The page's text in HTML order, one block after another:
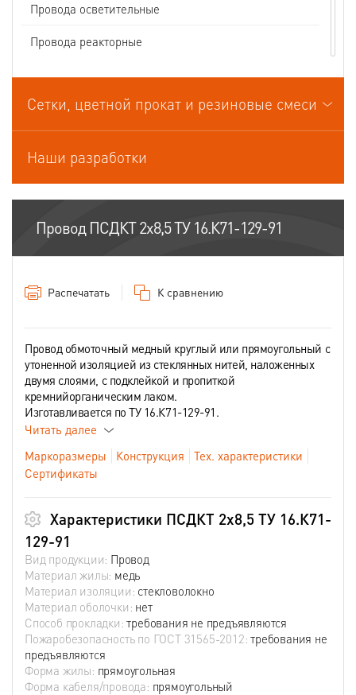
Провода осветительные
Провода реакторные
Провода связи
Провода силовые для стационарной прокладки
Провода термоэлектродные
Шнуры шахтные
Сетки, цветной прокат и резиновые смеси
Наши разработки
Провод ПСДКТ 2х8,5 ТУ 16.К71-129-91
Распечатать К сравнению
Провод обмоточный медный круглый или прямоугольный с
утоненной изоляцией из стеклянных нитей, наложенных
двумя слоями, с подклейкой и пропиткой
кремнийорганическим лаком.
Изготавливается по ТУ 16.К71-129-91.
Читать далее
Маркоразмеры
Конструкция
Тех. характеристики
Сертификаты
Характеристики ПСДКТ 2х8,5 ТУ 16.К71-
129-91
Вид продукции: Провод
Материал жилы: медь
Материал изоляции: стекловолокно
Материал оболочки: нет
Способ прокладки:требования не предъявляются
Пожаробезопасность по ГОСТ 31565-2012:требования не
предъявляются
Форма жилы: прямоугольная
Форма кабеля/провода: прямоугольный